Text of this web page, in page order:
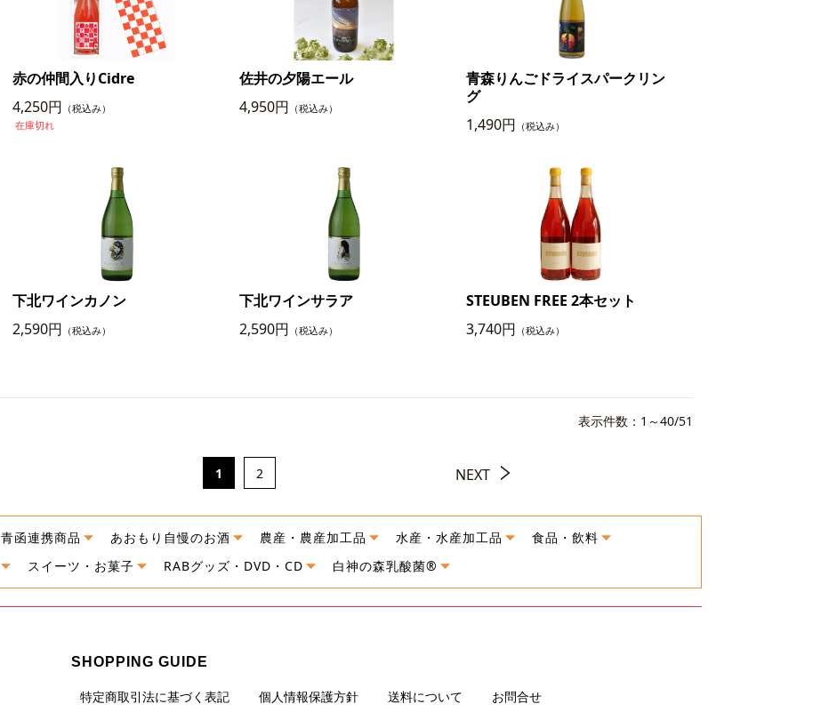
赤の仲間入りCidre
4,250円 （税込み）
在庫切れ
佐井の夕陽エール
4,950円 （税込み）
青森りんごドライスパークリン
グ
1,490円 （税込み）
下北ワインカノン
2,590円 （税込み）
下北ワインサラア
2,590円 （税込み）
STEUBEN FREE 2本セット
3,740円 （税込み）
表示件数：1～40/51
NEXT
1 2
青函連携商品 あおもり自慢のお酒 農産・農産加工品 水産・水産加工品
食品・飲料
スイーツ・お菓子 RABグッズ・DVD・CD 白神の森乳酸菌®
SHOPPING GUIDE
特定商取引法に基づく表記 個人情報保護方針 送料について お問合せ